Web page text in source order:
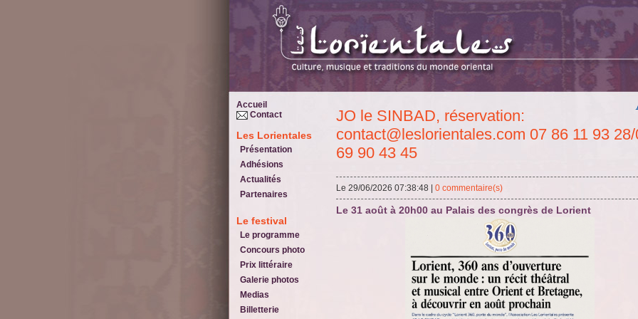
Accueil
Contact
Les Lorientales
Présentation
Adhésions
Actualités
Partenaires
Le festival
Le programme
Concours photo
Prix littéraire
Galerie photos
Medias
Billetterie
JO le SINBAD, réservation:
contact@leslorientales.com 07 86 11 93
69 90 43 45
Le 29/06/2026 07:38:48 0 commentaire(s)
Le 31 août à 20h00 au Palais des congrès de Lorient